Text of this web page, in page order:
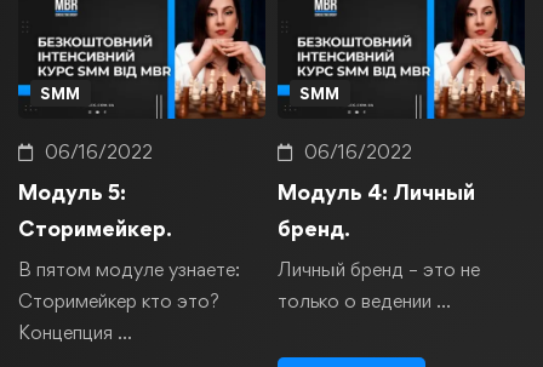
SMM
06/16/2022
Модуль 5:
Сторимейкер.
В пятом модуле узнаете:
Сторимейкер кто это?
Концепция …
SMM
06/16/2022
Модуль 4: Личный
бренд.
Личный бренд – это не
только о ведении …